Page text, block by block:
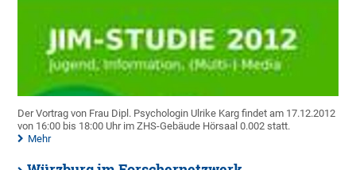
Der Vortrag von Frau Dipl. Psychologin Ulrike Karg findet am 17.12.2012
von 16:00 bis 18:00 Uhr im ZHS-Gebäude Hörsaal 0.002 statt.
Mehr